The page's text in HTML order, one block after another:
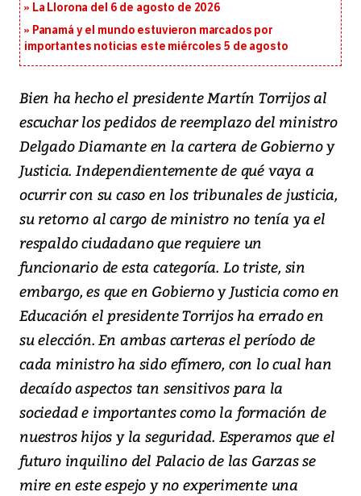
La Llorona del 6 de agosto de 2026
Panamá y el mundo estuvieron marcados por
importantes noticias este miércoles 5 de agosto
Bien ha hecho el presidente Martín Torrijos al
escuchar los pedidos de reemplazo del ministro
Delgado Diamante en la cartera de Gobierno y
Justicia. Independientemente de qué vaya a
ocurrir con su caso en los tribunales de justicia,
su retorno al cargo de ministro no tenía ya el
respaldo ciudadano que requiere un
funcionario de esta categoría. Lo triste, sin
embargo, es que en Gobierno y Justicia como en
Educación el presidente Torrijos ha errado en
su elección. En ambas carteras el período de
cada ministro ha sido efímero, con lo cual han
decaído aspectos tan sensitivos para la
sociedad e importantes como la formación de
nuestros hijos y la seguridad. Esperamos que el
futuro inquilino del Palacio de las Garzas se
mire en este espejo y no experimente una